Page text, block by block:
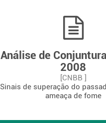
Análise de
2008
[CNBB ]
Sinais de superação do
ameaça de fome